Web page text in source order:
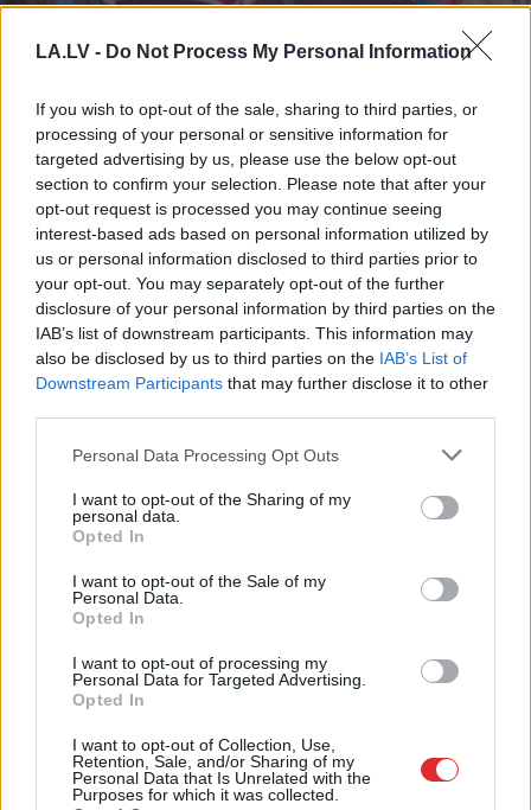
LA.LV - Do Not Process My Personal Information
If you wish to opt-out of the sale, sharing to third parties, or
processing of your personal or sensitive information for
targeted advertising by us, please use the below opt-out
section to confirm your selection. Please note that after your
opt-out request is processed you may continue seeing
interest-based ads based on personal information utilized by
us or personal information disclosed to third parties prior to
your opt-out. You may separately opt-out of the further
disclosure of your personal information by third parties on the
IAB’s list of downstream participants. This information may
also be disclosed by us to third parties on the IAB’s List of
Downstream Participants that may further disclose it to other
Please note that this website/app uses one or more Google
not limited to your visit or usage behaviour. You may click to
grant or deny consent to Google and its third-party tags to
use your data for below specified purposes in below Google
consent section.
Personal Data Processing Opt Outs
I want to opt-out of the Sharing of my
personal data.
Opted In
I want to opt-out of the Sale of my
Personal Data.
Opted In
I want to opt-out of processing my
Personal Data for Targeted Advertising.
Opted In
I want to opt-out of Collection, Use,
Retention, Sale, and/or Sharing of my
Personal Data that Is Unrelated with the
Purposes for which it was collected.
Kāduncis mugurā! Bagātā
Krievijas kaimiņvalsts
praktiski atteikusies no
Krievijas naftas
iepirkšanas
vārdus, kas apgriezti
augšpēdus, ar tevi
kārtībā
liekā svara? Tad